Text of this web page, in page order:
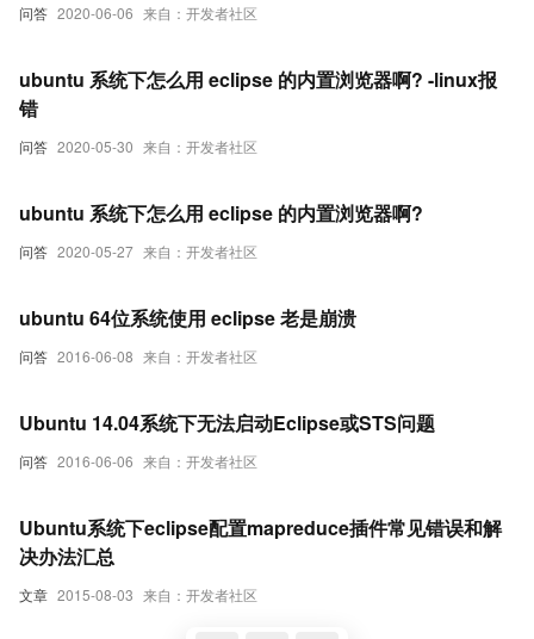
问答 2020-06-06 来自：开发者社区
问答 2020-05-30 来自：开发者社区
ubuntu 系统下怎么用 eclipse 的内置浏览器啊? -linux报
错
问答 2020-05-27 来自：开发者社区
ubuntu 系统下怎么用 eclipse 的内置浏览器啊?
问答 2016-06-08 来自：开发者社区
ubuntu 64位系统使用 eclipse 老是崩溃
问答 2016-06-06 来自：开发者社区
Ubuntu 14.04系统下无法启动Eclipse或STS问题
文章 2015-08-03 来自：开发者社区
Ubuntu系统下eclipse配置mapreduce插件常见错误和解
决办法汇总